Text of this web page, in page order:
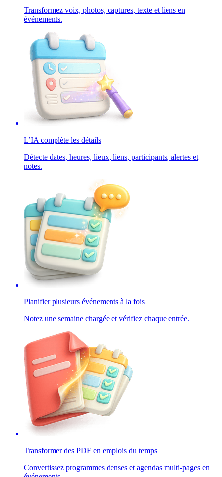
Transformez voix, photos, captures, texte et liens en
événements.
L’IA complète les détails
Détecte dates, heures, lieux, liens, participants, alertes et
notes.
Planifier plusieurs événements à la fois
Notez une semaine chargée et vérifiez chaque entrée.
Transformer des PDF en emplois du temps
Convertissez programmes denses et agendas multi-pages en